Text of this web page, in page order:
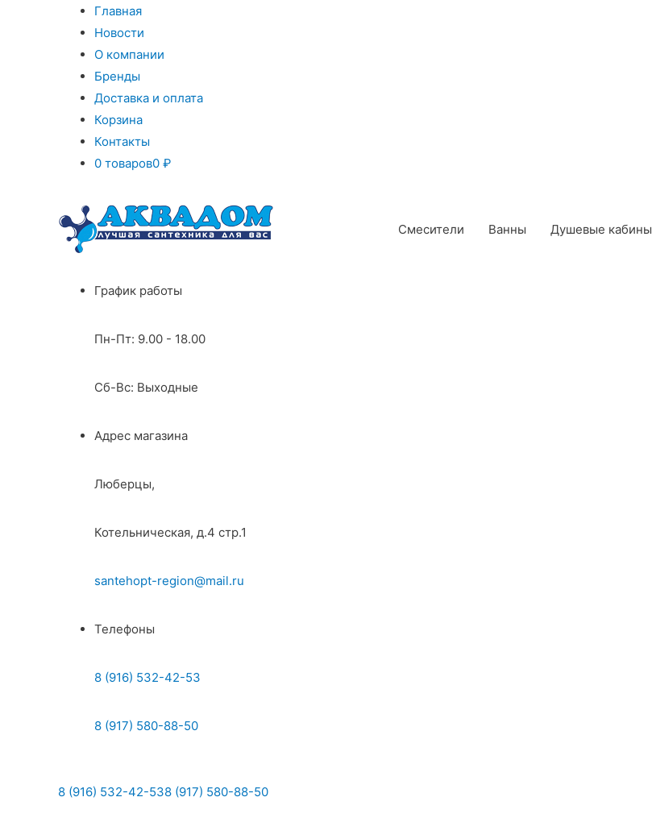
Главная
Новости
О компании
Бренды
Доставка и оплата
Корзина
Контакты
0 товаров0 ₽
Смесители Ванны Душевые кабины
График работы
Пн-Пт: 9.00 - 18.00
Сб-Вс: Выходные
Адрес магазина
Люберцы,
Котельническая, д.4 стр.1
santehopt-region@mail.ru
Телефоны
8 (916) 532-42-53
8 (917) 580-88-50
8 (916) 532-42-538 (917) 580-88-50